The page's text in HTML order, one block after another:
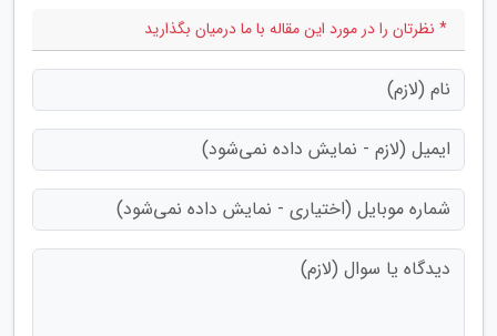
* نظرتان را در مورد این مقاله با ما درمیان بگذارید